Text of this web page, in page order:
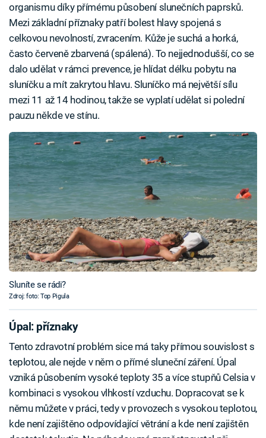
organismu díky přímému působení slunečních paprsků.
Mezi základní příznaky patří bolest hlavy spojená s
celkovou nevolností, zvracením. Kůže je suchá a horká,
často červeně zbarvená (spálená). To nejjednodušší, co se
dalo udělat v rámci prevence, je hlídat délku pobytu na
sluníčku a mít zakrytou hlavu. Sluníčko má největší sílu
mezi 11 až 14 hodinou, takže se vyplatí udělat si polední
pauzu někde ve stínu.
Sluníte se rádi?
Zdroj: foto: Top Pigula
Úpal: příznaky
Tento zdravotní problém sice má taky přímou souvislost s
teplotou, ale nejde v něm o přímé sluneční záření. Úpal
vzniká působením vysoké teploty 35 a více stupňů Celsia v
kombinaci s vysokou vlhkostí vzduchu. Dopracovat se k
němu můžete v práci, tedy v provozech s vysokou teplotou,
kde není zajištěno odpovídající větrání a kde není zajištěn